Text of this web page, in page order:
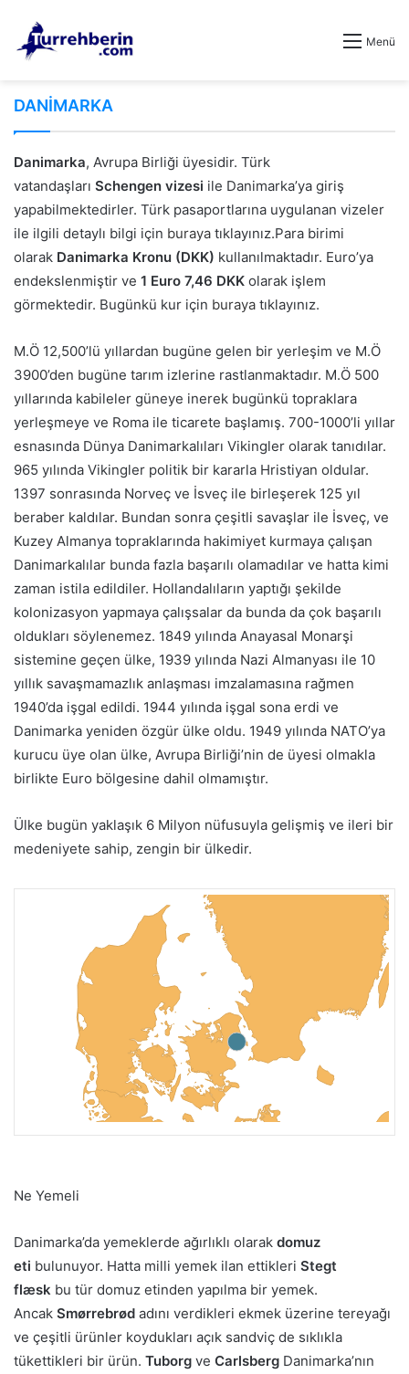
Menü
DANİMARKA
Danimarka, Avrupa Birliği üyesidir. Türk
vatandaşları Schengen vizesi ile Danimarka’ya giriş
yapabilmektedirler. Türk pasaportlarına uygulanan vizeler
ile ilgili detaylı bilgi için buraya tıklayınız.Para birimi
olarak Danimarka Kronu (DKK) kullanılmaktadır. Euro’ya
endekslenmiştir ve 1 Euro 7,46 DKK olarak işlem
görmektedir. Bugünkü kur için buraya tıklayınız.
M.Ö 12,500’lü yıllardan bugüne gelen bir yerleşim ve M.Ö
3900’den bugüne tarım izlerine rastlanmaktadır. M.Ö 500
yıllarında kabileler güneye inerek bugünkü topraklara
yerleşmeye ve Roma ile ticarete başlamış. 700-1000’li yıllar
esnasında Dünya Danimarkalıları Vikingler olarak tanıdılar.
965 yılında Vikingler politik bir kararla Hristiyan oldular.
1397 sonrasında Norveç ve İsveç ile birleşerek 125 yıl
beraber kaldılar. Bundan sonra çeşitli savaşlar ile İsveç, ve
Kuzey Almanya topraklarında hakimiyet kurmaya çalışan
Danimarkalılar bunda fazla başarılı olamadılar ve hatta kimi
zaman istila edildiler. Hollandalıların yaptığı şekilde
kolonizasyon yapmaya çalışsalar da bunda da çok başarılı
oldukları söylenemez. 1849 yılında Anayasal Monarşi
sistemine geçen ülke, 1939 yılında Nazi Almanyası ile 10
yıllık savaşmamazlık anlaşması imzalamasına rağmen
1940’da işgal edildi. 1944 yılında işgal sona erdi ve
Danimarka yeniden özgür ülke oldu. 1949 yılında NATO’ya
kurucu üye olan ülke, Avrupa Birliği’nin de üyesi olmakla
birlikte Euro bölgesine dahil olmamıştır.
Ülke bugün yaklaşık 6 Milyon nüfusuyla gelişmiş ve ileri bir
medeniyete sahip, zengin bir ülkedir.
Ne Yemeli
Danimarka’da yemeklerde ağırlıklı olarak domuz
eti bulunuyor. Hatta milli yemek ilan ettikleri Stegt
flæsk bu tür domuz etinden yapılma bir yemek.
Ancak Smørrebrød adını verdikleri ekmek üzerine tereyağı
ve çeşitli ürünler koydukları açık sandviç de sıklıkla
tükettikleri bir ürün. Tuborg ve Carlsberg Danimarka’nın